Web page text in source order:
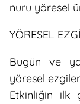
nuru yöresel
YÖRESEL
Bugün ve
yöresel
Etkinliğin ilk